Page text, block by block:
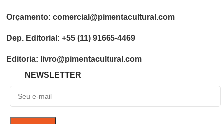
Orçamento: comercial@pimentacultural.com
Dep. Editorial: +55 (11) 91665-4469
Editoria: livro@pimentacultural.com
NEWSLETTER